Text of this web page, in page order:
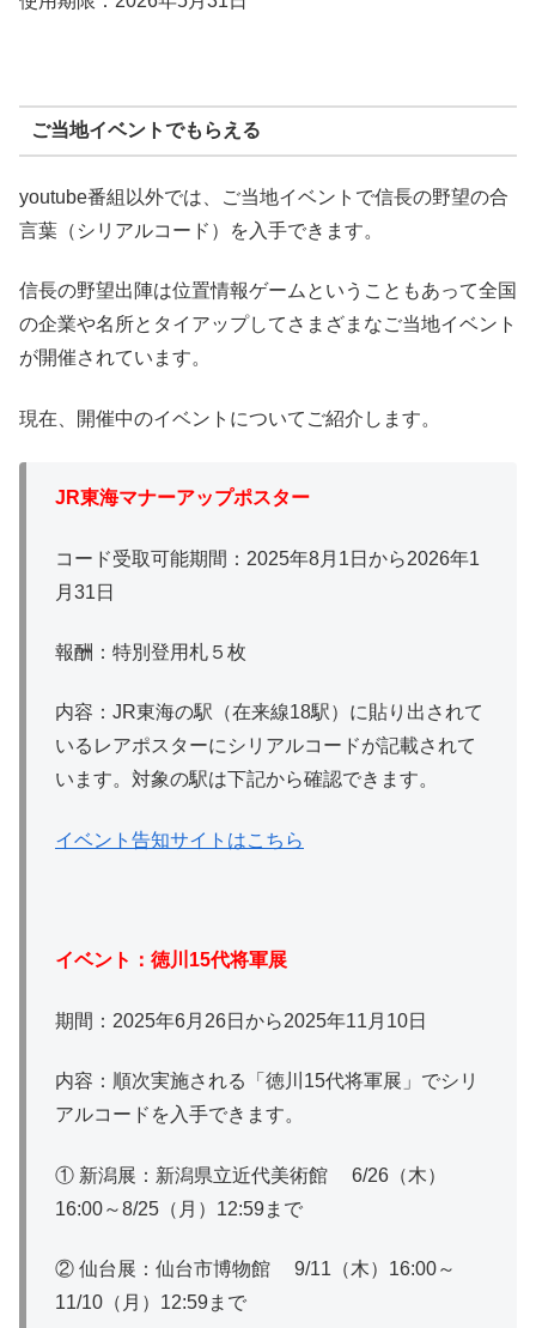
ご当地イベントでもらえる
youtube番組以外では、ご当地イベントで信長の野望の合
言葉（シリアルコード）を入手できます。
信長の野望出陣は位置情報ゲームということもあって全国
の企業や名所とタイアップしてさまざまなご当地イベント
が開催されています。
現在、開催中のイベントについてご紹介します。
JR東海マナーアップポスター
コード受取可能期間：2025年8月1日から2026年1
月31日
報酬：特別登用札５枚
内容：JR東海の駅（在来線18駅）に貼り出されて
いるレアポスターにシリアルコードが記載されて
います。対象の駅は下記から確認できます。
イベント告知サイトはこちら
イベント：徳川15代将軍展
期間：2025年6月26日から2025年11月10日
内容：順次実施される「徳川15代将軍展」でシリ
アルコードを入手できます。
① 新潟展：新潟県立近代美術館 6/26（木）
16:00～8/25（月）12:59まで
② 仙台展：仙台市博物館 9/11（木）16:00～
11/10（月）12:59まで